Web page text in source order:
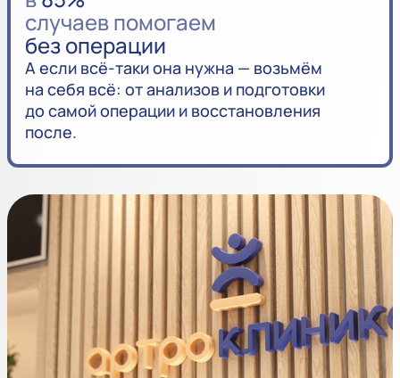
случаев помогаем
без операции
А если всё-таки она нужна — возьмём
на себя всё: от анализов и подготовки
до самой операции и восстановления
после.